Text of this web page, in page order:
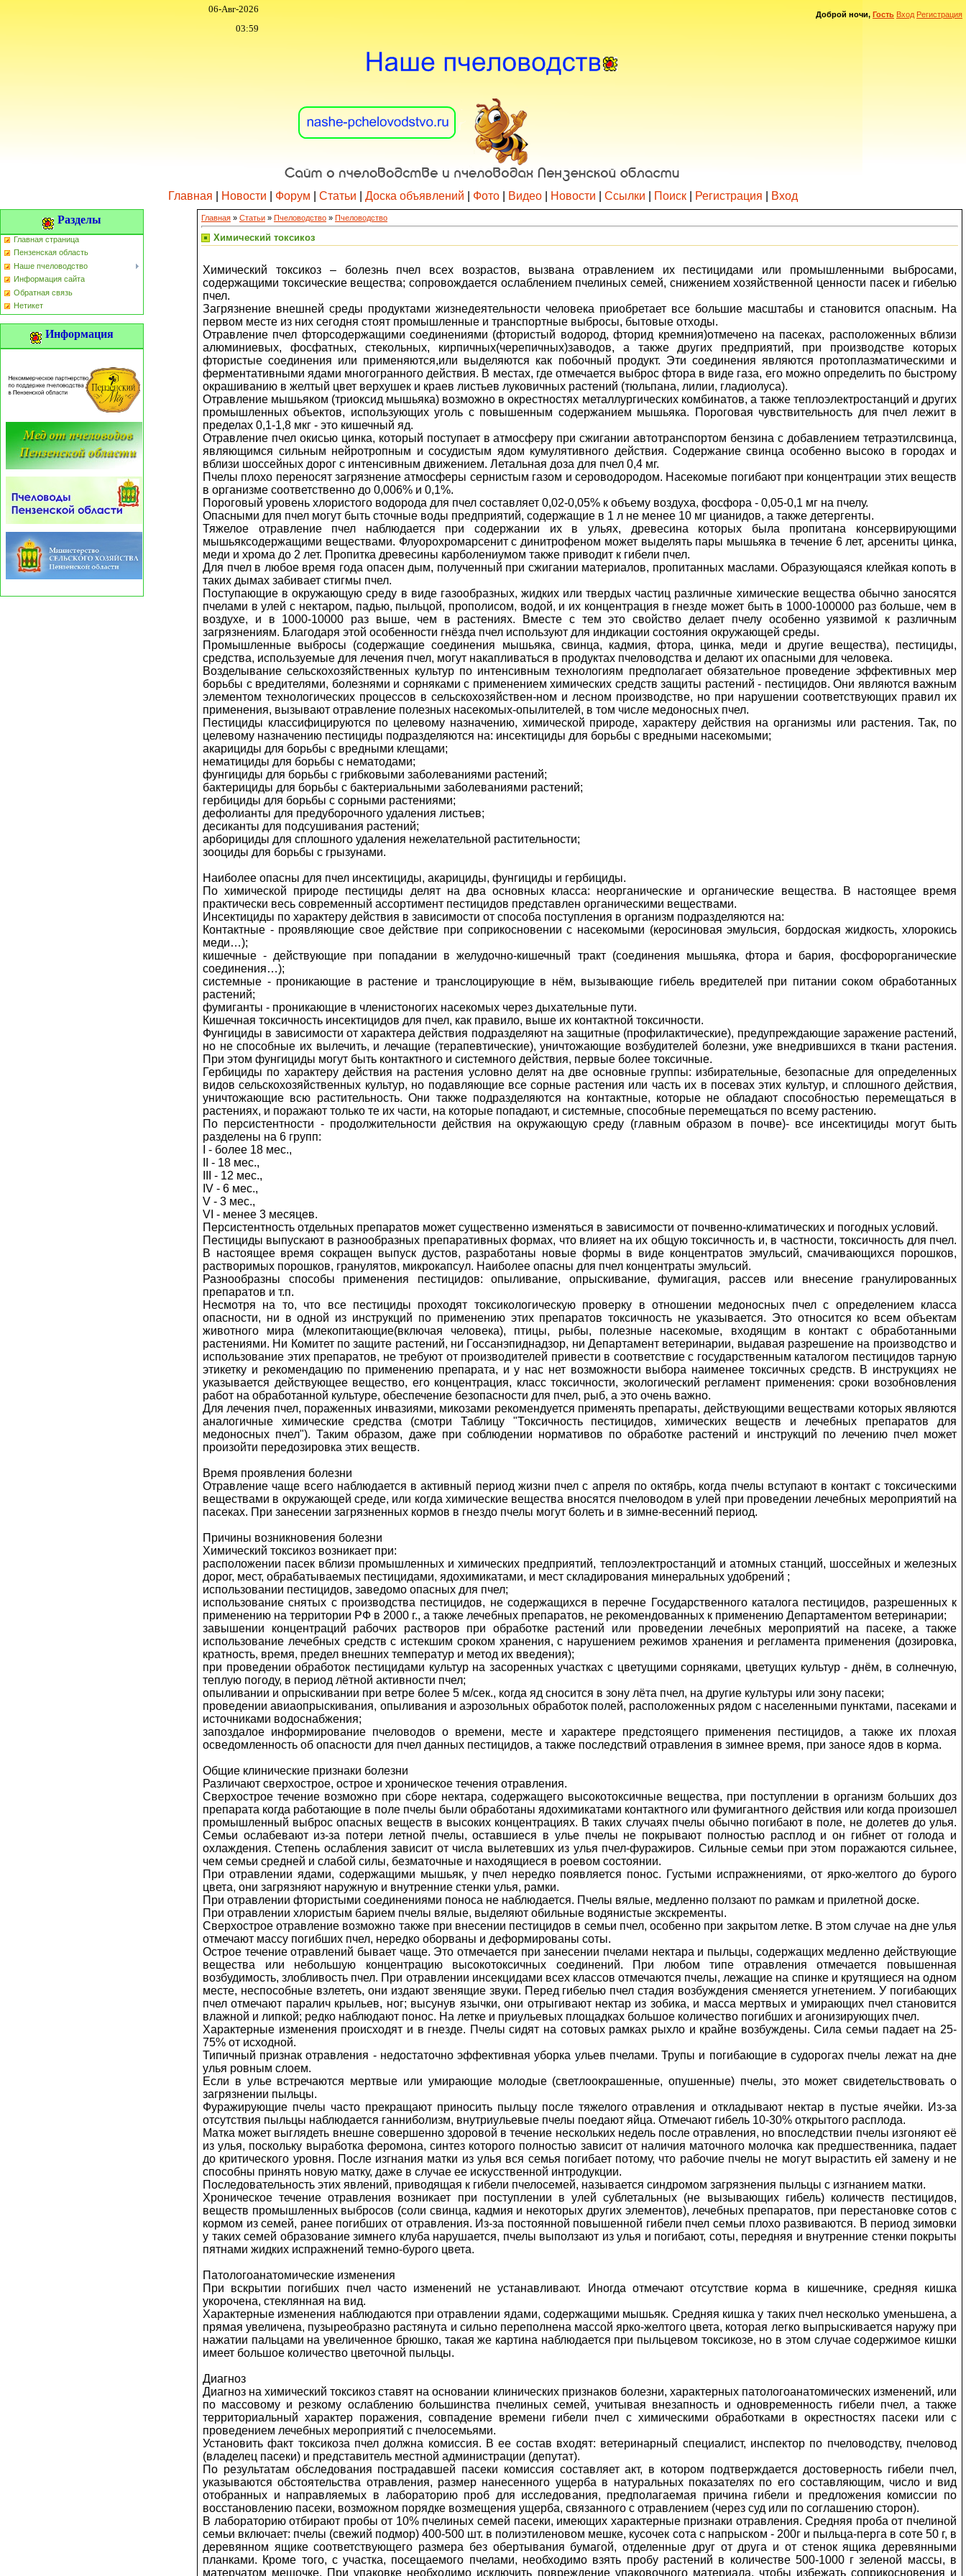
06-Авг-2026
03:59
Доброй ночи, Гость Вход Регистрация
Главная Новости Форум Статьи Доска объявлений Фото Видео Новости Ссылки Поиск Регистрация
Вход
Разделы
Главная страница
Пензенская область
Наше пчеловодство
Информация сайта
Обратная связь
Нетикет
Информация
Главная » Статьи » Пчеловодство » Пчеловодство
Химический токсикоз
Химический токсикоз – болезнь пчел всех возрастов, вызвана отравлением их пестицидами или промышленными выбросами,
содержащими токсические вещества; сопровождается ослаблением пчелиных семей, снижением хозяйственной ценности пасек и гибелью
пчел.
Загрязнение внешней среды продуктами жизнедеятельности человека приобретает все большие масштабы и становится опасным. На
первом месте из них сегодня стоят промышленные и транспортные выбросы, бытовые отходы.
Отравление пчел фторсодержащими соединениями (фтористый водород, фторид кремния)отмечено на пасеках, расположенных вблизи
алюминиевых, фосфатных, стекольных, кирпичных(черепичных)заводов, а также других предприятий, при производстве которых
фтористые соединения или применяются,или выделяются как побочный продукт. Эти соединения являются протоплазматическими и
ферментативными ядами многогранного действия. В местах, где отмечается выброс фтора в виде газа, его можно определить по быстрому
окрашиванию в желтый цвет верхушек и краев листьев луковичных растений (тюльпана, лилии, гладиолуса).
Отравление мышьяком (триоксид мышьяка) возможно в окрестностях металлургических комбинатов, а также теплоэлектростанций и других
промышленных объектов, использующих уголь с повышенным содержанием мышьяка. Пороговая чувствительность для пчел лежит в
пределах 0,1-1,8 мкг - это кишечный яд.
Отравление пчел окисью цинка, который поступает в атмосферу при сжигании автотранспортом бензина с добавлением тетраэтилсвинца,
являющимся сильным нейротропным и сосудистым ядом кумулятивного действия. Содержание свинца особенно высоко в городах и
вблизи шоссейных дорог с интенсивным движением. Летальная доза для пчел 0,4 мг.
Пчелы плохо переносят загрязнение атмосферы сернистым газом и сероводородом. Насекомые погибают при концентрации этих веществ
в организме соответственно до 0,006% и 0,1%.
Пороговый уровень хлористого водорода для пчел составляет 0,02-0,05% к объему воздуха, фосфора - 0,05-0,1 мг на пчелу.
Опасными для пчел могут быть сточные воды предприятий, содержащие в 1 л не менее 10 мг цианидов, а также детергенты.
Тяжелое отравление пчел наблюдается при содержании их в ульях, древесина которых была пропитана консервирующими
мышьяксодержащими веществами. Флуорохромарсенит с динитрофеном может выделять пары мышьяка в течение 6 лет, арсениты цинка,
меди и хрома до 2 лет. Пропитка древесины карболениумом также приводит к гибели пчел.
Для пчел в любое время года опасен дым, полученный при сжигании материалов, пропитанных маслами. Образующаяся клейкая копоть в
таких дымах забивает стигмы пчел.
Поступающие в окружающую среду в виде газообразных, жидких или твердых частиц различные химические вещества обычно заносятся
пчелами в улей с нектаром, падью, пыльцой, прополисом, водой, и их концентрация в гнезде может быть в 1000-100000 раз больше, чем в
воздухе, и в 1000-10000 раз выше, чем в растениях. Вместе с тем это свойство делает пчелу особенно уязвимой к различным
загрязнениям. Благодаря этой особенности гнёзда пчел используют для индикации состояния окружающей среды.
Промышленные выбросы (содержащие соединения мышьяка, свинца, кадмия, фтора, цинка, меди и другие вещества), пестициды,
средства, используемые для лечения пчел, могут накапливаться в продуктах пчеловодства и делают их опасными для человека.
Возделывание сельскохозяйственных культур по интенсивным технологиям предполагает обязательное проведение эффективных мер
борьбы с вредителями, болезнями и сорняками с применением химических средств защиты растений - пестицидов. Они являются важным
элементом технологических процессов в сельскохозяйствен-ном и лесном производстве, но при нарушении соответствующих правил их
применения, вызывают отравление полезных насекомых-опылителей, в том числе медоносных пчел.
Пестициды классифицируются по целевому назначению, химической природе, характеру действия на организмы или растения. Так, по
целевому назначению пестициды подразделяются на: инсектициды для борьбы с вредными насекомыми;
акарициды для борьбы с вредными клещами;
нематициды для борьбы с нематодами;
фунгициды для борьбы с грибковыми заболеваниями растений;
бактерициды для борьбы с бактериальными заболеваниями растений;
гербициды для борьбы с сорными растениями;
дефолианты для предуборочного удаления листьев;
десиканты для подсушивания растений;
арборициды для сплошного удаления нежелательной растительности;
зооциды для борьбы с грызунами.
Наиболее опасны для пчел инсектициды, акарициды, фунгициды и гербициды.
По химической природе пестициды делят на два основных класса: неорганические и органические вещества. В настоящее время
практически весь современный ассортимент пестицидов представлен органическими веществами.
Инсектициды по характеру действия в зависимости от способа поступления в организм подразделяются на:
Контактные - проявляющие свое действие при соприкосновении с насекомыми (керосиновая эмульсия, бордоская жидкость, хлорокись
меди…);
кишечные - действующие при попадании в желудочно-кишечный тракт (соединения мышьяка, фтора и бария, фосфорорганические
соединения…);
системные - проникающие в растение и транслоцирующие в нём, вызывающие гибель вредителей при питании соком обработанных
растений;
фумиганты - проникающие в членистоногих насекомых через дыхательные пути.
Кишечная токсичность инсектицидов для пчел, как правило, выше их контактной токсичности.
Фунгициды в зависимости от характера действия подразделяют на защитные (профилактические), предупреждающие заражение растений,
но не способные их вылечить, и лечащие (терапевтические), уничтожающие возбудителей болезни, уже внедрившихся в ткани растения.
При этом фунгициды могут быть контактного и системного действия, первые более токсичные.
Гербициды по характеру действия на растения условно делят на две основные группы: избирательные, безопасные для определенных
видов сельскохозяйственных культур, но подавляющие все сорные растения или часть их в посевах этих культур, и сплошного действия,
уничтожающие всю растительность. Они также подразделяются на контактные, которые не обладают способностью перемещаться в
растениях, и поражают только те их части, на которые попадают, и системные, способные перемещаться по всему растению.
По персистентности - продолжительности действия на окружающую среду (главным образом в почве)- все инсектициды могут быть
разделены на 6 групп:
I - более 18 мес.,
II - 18 мес.,
III - 12 мес.,
IV - 6 мес.,
V - 3 мес.,
VI - менее 3 месяцев.
Персистентность отдельных препаратов может существенно изменяться в зависимости от почвенно-климатических и погодных условий.
Пестициды выпускают в разнообразных препаративных формах, что влияет на их общую токсичность и, в частности, токсичность для пчел.
В настоящее время сокращен выпуск дустов, разработаны новые формы в виде концентратов эмульсий, смачивающихся порошков,
растворимых порошков, гранулятов, микрокапсул. Наиболее опасны для пчел концентраты эмульсий.
Разнообразны способы применения пестицидов: опыливание, опрыскивание, фумигация, рассев или внесение гранулированных
препаратов и т.п.
Несмотря на то, что все пестициды проходят токсикологическую проверку в отношении медоносных пчел с определением класса
опасности, ни в одной из инструкций по применению этих препаратов токсичность не указывается. Это относится ко всем объектам
животного мира (млекопитающие(включая человека), птицы, рыбы, полезные насекомые, входящим в контакт с обработанными
растениями. Ни Комитет по защите растений, ни Госсанэпиднадзор, ни Департамент ветеринарии, выдавая разрешение на производство и
использование этих препаратов, не требуют от производителей привести в соответствие с государственным каталогом пестицидов тарную
этикетку и рекомендацию по применению препарата, и у нас нет возможности выбора наименее токсичных средств. В инструкциях не
указывается действующее вещество, его концентрация, класс токсичности, экологический регламент применения: сроки возобновления
работ на обработанной культуре, обеспечение безопасности для пчел, рыб, а это очень важно.
Для лечения пчел, пораженных инвазиями, микозами рекомендуется применять препараты, действующими веществами которых являются
аналогичные химические средства (смотри Таблицу "Токсичность пестицидов, химических веществ и лечебных препаратов для
медоносных пчел"). Таким образом, даже при соблюдении нормативов по обработке растений и инструкций по лечению пчел может
произойти передозировка этих веществ.
Время проявления болезни
Отравление чаще всего наблюдается в активный период жизни пчел с апреля по октябрь, когда пчелы вступают в контакт с токсическими
веществами в окружающей среде, или когда химические вещества вносятся пчеловодом в улей при проведении лечебных мероприятий на
пасеках. При занесении загрязненных кормов в гнездо пчелы могут болеть и в зимне-весенний период.
Причины возникновения болезни
Химический токсикоз возникает при:
расположении пасек вблизи промышленных и химических предприятий, теплоэлектростанций и атомных станций, шоссейных и железных
дорог, мест, обрабатываемых пестицидами, ядохимикатами, и мест складирования минеральных удобрений ;
использовании пестицидов, заведомо опасных для пчел;
использование снятых с производства пестицидов, не содержащихся в перечне Государственного каталога пестицидов, разрешенных к
применению на территории РФ в 2000 г., а также лечебных препаратов, не рекомендованных к применению Департаментом ветеринарии;
завышении концентраций рабочих растворов при обработке растений или проведении лечебных мероприятий на пасеке, а также
использование лечебных средств с истекшим сроком хранения, с нарушением режимов хранения и регламента применения (дозировка,
кратность, время, предел внешних температур и метод их введения);
при проведении обработок пестицидами культур на засоренных участках с цветущими сорняками, цветущих культур - днём, в солнечную,
теплую погоду, в период лётной активности пчел;
опыливании и опрыскивании при ветре более 5 м/сек., когда яд сносится в зону лёта пчел, на другие культуры или зону пасеки;
проведении авиаопрыскивания, опыливания и аэрозольных обработок полей, расположенных рядом с населенными пунктами, пасеками и
источниками водоснабжения;
запоздалое информирование пчеловодов о времени, месте и характере предстоящего применения пестицидов, а также их плохая
осведомленность об опасности для пчел данных пестицидов, а также последствий отравления в зимнее время, при заносе ядов в корма.
Общие клинические признаки болезни
Различают сверхострое, острое и хроническое течения отравления.
Сверхострое течение возможно при сборе нектара, содержащего высокотоксичные вещества, при поступлении в организм больших доз
препарата когда работающие в поле пчелы были обработаны ядохимикатами контактного или фумигантного действия или когда произошел
промышленный выброс опасных веществ в высоких концентрациях. В таких случаях пчелы обычно погибают в поле, не долетев до улья.
Семьи ослабевают из-за потери летной пчелы, оставшиеся в улье пчелы не покрывают полностью расплод и он гибнет от голода и
охлаждения. Степень ослабления зависит от числа вылетевших из улья пчел-фуражиров. Сильные семьи при этом поражаются сильнее,
чем семьи средней и слабой силы, безматочные и находящиеся в роевом состоянии.
При отравлении ядами, содержащими мышьяк, у пчел нередко появляется понос. Густыми испражнениями, от ярко-желтого до бурого
цвета, они загрязняют наружную и внутренние стенки улья, рамки.
При отравлении фтористыми соединениями поноса не наблюдается. Пчелы вялые, медленно ползают по рамкам и прилетной доске.
При отравлении хлористым барием пчелы вялые, выделяют обильные водянистые экскременты.
Сверхострое отравление возможно также при внесении пестицидов в семьи пчел, особенно при закрытом летке. В этом случае на дне улья
отмечают массу погибших пчел, нередко оборваны и деформированы соты.
Острое течение отравлений бывает чаще. Это отмечается при занесении пчелами нектара и пыльцы, содержащих медленно действующие
вещества или небольшую концентрацию высокотоксичных соединений. При любом типе отравления отмечается повышенная
возбудимость, злобливость пчел. При отравлении инсекцидами всех классов отмечаются пчелы, лежащие на спинке и крутящиеся на одном
месте, неспособные взлететь, они издают звенящие звуки. Перед гибелью пчел стадия возбуждения сменяется угнетением. У погибающих
пчел отмечают паралич крыльев, ног; высунув язычки, они отрыгивают нектар из зобика, и масса мертвых и умирающих пчел становится
влажной и липкой; редко наблюдают понос. На летке и приульевых площадках большое количество погибших и агонизирующих пчел.
Характерные изменения происходят и в гнезде. Пчелы сидят на сотовых рамках рыхло и крайне возбуждены. Сила семьи падает на 25-
75% от исходной.
Типичный признак отравления - недостаточно эффективная уборка ульев пчелами. Трупы и погибающие в судорогах пчелы лежат на дне
улья ровным слоем.
Если в улье встречаются мертвые или умирающие молодые (светлоокрашенные, опушенные) пчелы, это может свидетельствовать о
загрязнении пыльцы.
Фуражирующие пчелы часто прекращают приносить пыльцу после тяжелого отравления и откладывают нектар в пустые ячейки. Из-за
отсутствия пыльцы наблюдается ганниболизм, внутриульевые пчелы поедают яйца. Отмечают гибель 10-30% открытого расплода.
Матка может выглядеть внешне совершенно здоровой в течение нескольких недель после отравления, но впоследствии пчелы изгоняют её
из улья, поскольку выработка феромона, синтез которого полностью зависит от наличия маточного молочка как предшественника, падает
до критического уровня. После изгнания матки из улья вся семья погибает потому, что рабочие пчелы не могут вырастить ей замену и не
способны принять новую матку, даже в случае ее искусственной интродукции.
Последовательность этих явлений, приводящая к гибели пчелосемей, называется синдромом загрязнения пыльцы с изгнанием матки.
Хроническое течение отравления возникает при поступлении в улей сублетальных (не вызывающих гибель) количеств пестицидов,
веществ промышленных выбросов (соли свинца, кадмия и некоторых других элементов), лечебных препаратов, при перестановке сотов с
кормом из семей, ранее погибших от отравления. Из-за постоянной повышенной гибели пчел семьи плохо развиваются. В период зимовки
у таких семей образование зимнего клуба нарушается, пчелы выползают из улья и погибают, соты, передняя и внутренние стенки покрыты
пятнами жидких испражнений темно-бурого цвета.
Патологоанатомические изменения
При вскрытии погибших пчел часто изменений не устанавливают. Иногда отмечают отсутствие корма в кишечнике, средняя кишка
укорочена, стеклянная на вид.
Характерные изменения наблюдаются при отравлении ядами, содержащими мышьяк. Средняя кишка у таких пчел несколько уменьшена, а
прямая увеличена, пузыреобразно растянута и сильно переполнена массой ярко-желтого цвета, которая легко выпрыскивается наружу при
нажатии пальцами на увеличенное брюшко, такая же картина наблюдается при пыльцевом токсикозе, но в этом случае содержимое кишки
имеет большое количество цветочной пыльцы.
Диагноз
Диагноз на химический токсикоз ставят на основании клинических признаков болезни, характерных патологоанатомических изменений, или
по массовому и резкому ослаблению большинства пчелиных семей, учитывая внезапность и одновременность гибели пчел, а также
территориальный характер поражения, совпадение времени гибели пчел с химическими обработками в окрестностях пасеки или с
проведением лечебных мероприятий с пчелосемьями.
Установить факт токсикоза пчел должна комиссия. В ее состав входят: ветеринарный специалист, инспектор по пчеловодству, пчеловод
(владелец пасеки) и представитель местной администрации (депутат).
По результатам обследования пострадавшей пасеки комиссия составляет акт, в котором подтверждается достоверность гибели пчел,
указываются обстоятельства отравления, размер нанесенного ущерба в натуральных показателях по его составляющим, число и вид
отобранных и направляемых в лабораторию проб для исследования, предполагаемая причина гибели и предложения комиссии по
восстановлению пасеки, возможном порядке возмещения ущерба, связанного с отравлением (через суд или по соглашению сторон).
В лабораторию отбирают пробы от 10% пчелиных семей пасеки, имеющих характерные признаки отравления. Средняя проба от пчелиной
семьи включает: пчелы (свежий подмор) 400-500 шт. в полиэтиленовом мешке, кусочек сота с напрыском - 200г и пыльца-перга в соте 50 г, в
деревянном ящике соответствующего размера без обертывания бумагой, отделенные друг от друга и от стенок ящика деревянными
планками. Кроме того, с участка, посещаемого пчелами, необходимо взять пробу растений в количестве 500-1000 г зеленой массы, в
матерчатом мешочке. При упаковке необходимо исключить повреждение упаковочного материала, чтобы избежать соприкосновения и